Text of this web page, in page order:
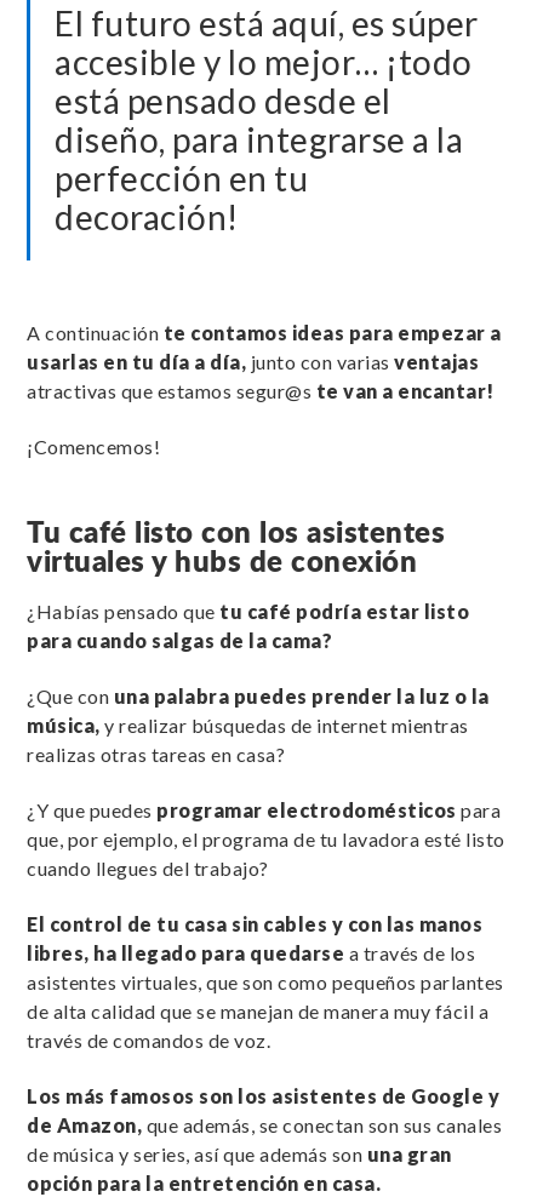
El futuro está aquí, es súper
accesible y lo mejor… ¡todo
está pensado desde el
diseño, para integrarse a la
perfección en tu
decoración!
A continuación te contamos ideas para empezar a
usarlas en tu día a día, junto con variasventajas
atractivas que estamos segur@s te van a encantar!
¡Comencemos!
Tu café listo con los asistentes
virtuales y hubs de conexión
¿Habías pensado que tu café podría estar listo
para cuando salgas de la cama?
¿Que con una palabra puedes prender la luz o la
música, y realizar búsquedas de internet mientras
realizas otras tareas en casa?
¿Y que puedes programar electrodomésticos para
que, por ejemplo, el programa de tu lavadora esté listo
cuando llegues del trabajo?
El control de tu casa sin cables y con las manos
libres, ha llegado para quedarse a través de los
asistentes virtuales, que son como pequeños parlantes
de alta calidad que se manejan de manera muy fácil a
través de comandos de voz.
Los más famosos son los asistentes de Google y
de Amazon, que además, se conectan son sus canales
de música y series, así que además son una gran
opción para la entretención en casa.